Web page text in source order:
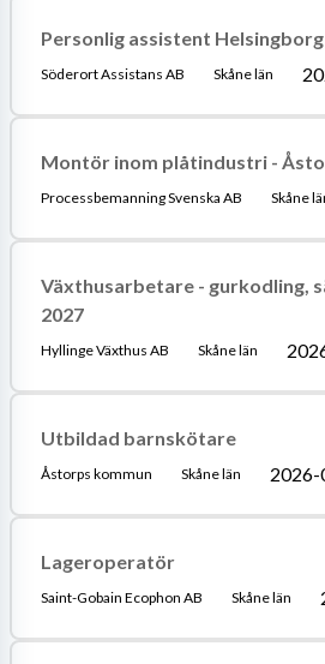
Personlig assistent Helsingborg
Söderort Assistans AB Skåne län
Montör inom plåtindustri -
Processbemanning Svenska AB Skåne
Växthusarbetare - gurkodling,
2027
Hyllinge Växthus AB Skåne län
Utbildad barnskötare
Åstorps kommun Skåne län
Lageroperatör
Saint-Gobain Ecophon AB Skåne län